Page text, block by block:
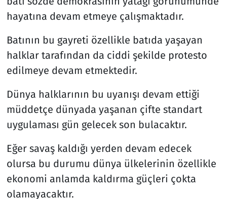
hayatına devam etmeye çalışmaktadır.
Batının bu gayreti özellikle batıda yaşayan
halklar tarafından da ciddi şekilde protesto
edilmeye devam etmektedir.
Dünya halklarının bu uyanışı devam ettiği
müddetçe dünyada yaşanan çifte standart
uygulaması gün gelecek son bulacaktır.
Eğer savaş kaldığı yerden devam edecek
olursa bu durumu dünya ülkelerinin özellikle
ekonomi anlamda kaldırma güçleri çokta
olamayacaktır.